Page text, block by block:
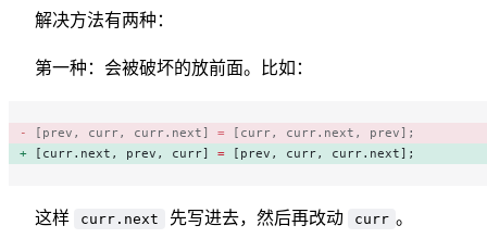
解决方法有两种：
第一种：会被破坏的放前面。比如：
[prev, curr, curr.next] = [curr, curr.next, prev];
[curr.next, prev, curr] = [prev, curr, curr.next];
这样 curr.next 先写进去，然后再改动 curr 。